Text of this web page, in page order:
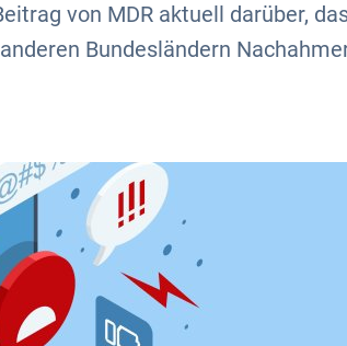
von MDR aktuell darüber,
Bundesländern